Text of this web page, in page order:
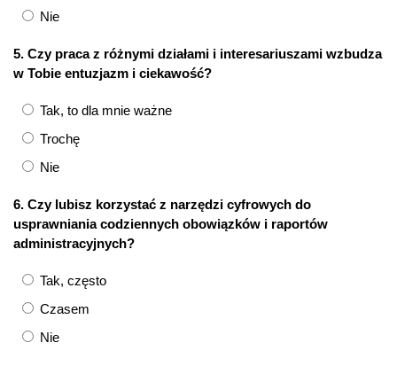
Nie
5. Czy praca z różnymi działami i interesariuszami wzbudza
w Tobie entuzjazm i ciekawość?
Tak, to dla mnie ważne
Trochę
Nie
6. Czy lubisz korzystać z narzędzi cyfrowych do
usprawniania codziennych obowiązków i raportów
administracyjnych?
Tak, często
Czasem
Nie